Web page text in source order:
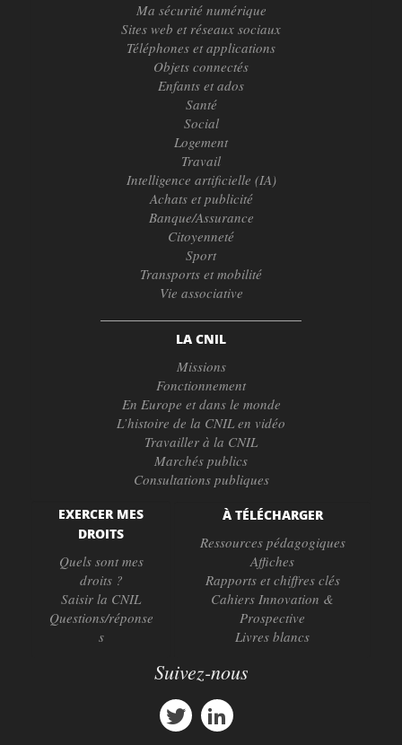
Ma sécurité numérique
Sites web et réseaux sociaux
Téléphones et applications
Objets connectés
Enfants et ados
Santé
Social
Logement
Travail
Intelligence artificielle (IA)
Achats et publicité
Banque/Assurance
Citoyenneté
Sport
Transports et mobilité
Vie associative
LA CNIL
Missions
Fonctionnement
En Europe et dans le monde
L’histoire de la CNIL en vidéo
Travailler à la CNIL
Marchés publics
Consultations publiques
EXERCER MES
DROITS
Quels sont mes
droits ?
Saisir la CNIL
Questions/réponse
s
À TÉLÉCHARGER
Ressources pédagogiques
Affiches
Rapports et chiffres clés
Cahiers Innovation &
Prospective
Livres blancs
Suivez-nous